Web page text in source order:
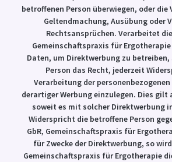
betroffenen Person überwiegen, oder
Geltendmachung, Ausübung oder
Rechtsansprüchen. Verarbeitet
Gemeinschaftspraxis für
Daten, um Direktwerbung zu
Person das Recht, jederzeit
Verarbeitung der
derartiger Werbung einzulegen. Dies
soweit es mit solcher Direktwerbung
Widerspricht die betroffene Person
GbR, Gemeinschaftspraxis für
für Zwecke der Direktwerbung, so
Gemeinschaftspraxis für Ergotherapie